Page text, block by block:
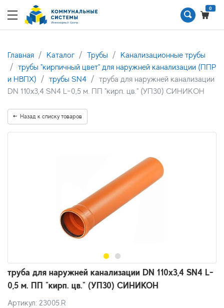
0
Главная Каталог Трубы
Канализационные трубы
трубы "кирпичный цвет" для наружней канализации (ППР
и НВПХ)
трубы SN4
труба для наружней канализации
DN 110х3,4 SN4 L-0,5 м. ПП "кирп. цв." (УП30) СИНИКОН
Назад к списку товаров
труба для наружней канализации DN 110х3,4 SN4 L-
0,5 м. ПП "кирп. цв." (УП30) СИНИКОН
Артикул: 23005.R